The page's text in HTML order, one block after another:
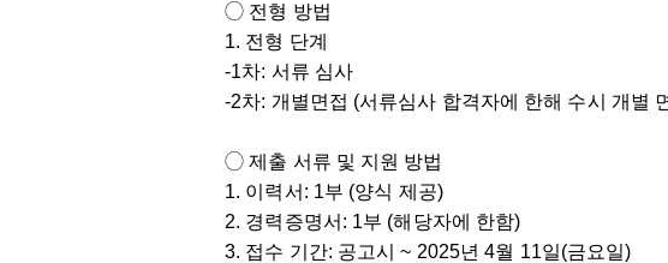
◯ 전형 방법
1. 전형 단계
-1차: 서류 심사
-2차: 개별면접 (서류심사 합격자에 한해 수시 개별
◯ 제출 서류 및 지원 방법
1. 이력서: 1부 (양식 제공)
2. 경력증명서: 1부 (해당자에 한함)
3. 접수 기간: 공고시 ~ 2025년 4월 11일(금요일)